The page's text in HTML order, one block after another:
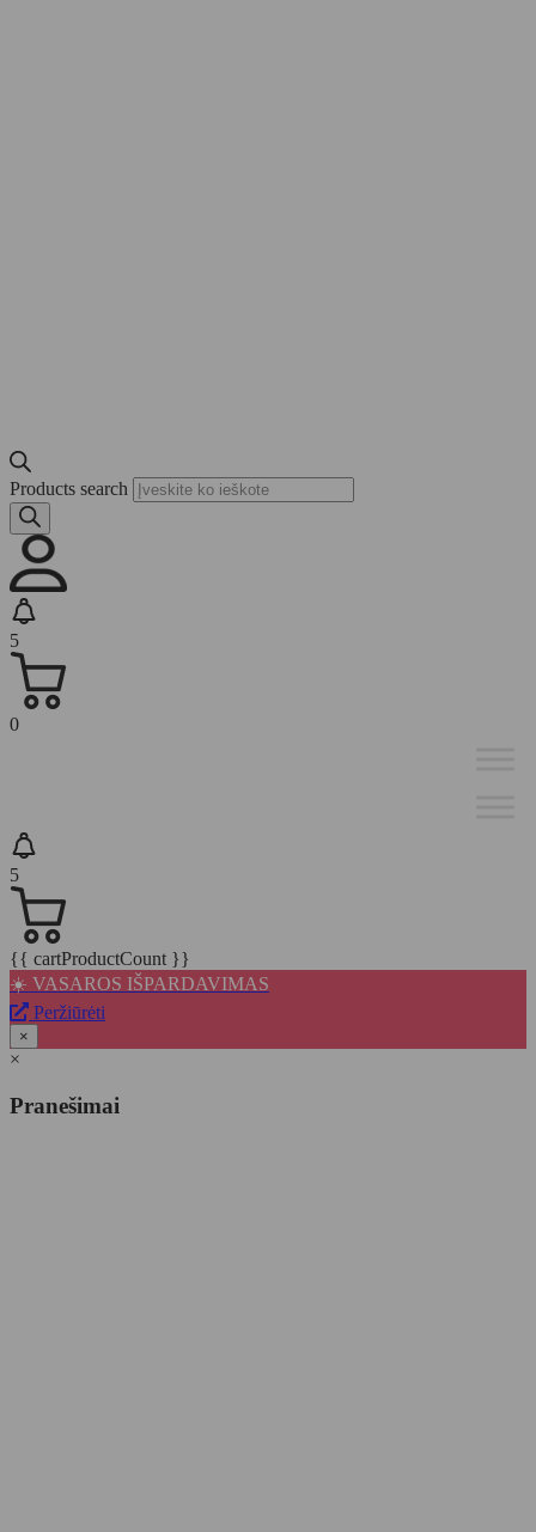
Products search
5
0
5
{{ cartProductCount }}
☀️ VASAROS IŠPARDAVIMAS
Peržiūrėti
×
×
Pranešimai